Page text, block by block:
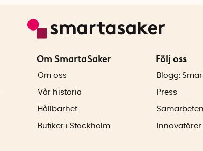
Om SmartaSaker
Om oss
Vår historia
Hållbarhet
Butiker i Stockholm
Följ oss
Blogg:
Press
Samarbeten
Innovatörer